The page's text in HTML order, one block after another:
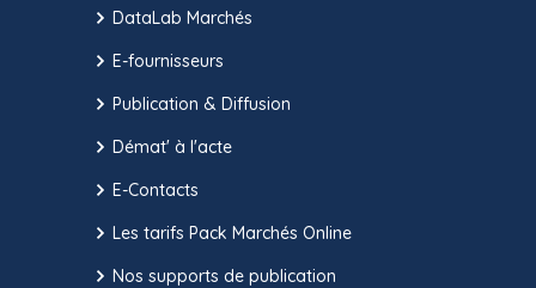
DataLab Marchés
E-fournisseurs
Publication & Diffusion
Démat' à l'acte
E-Contacts
Les tarifs Pack Marchés Online
Nos supports de publication